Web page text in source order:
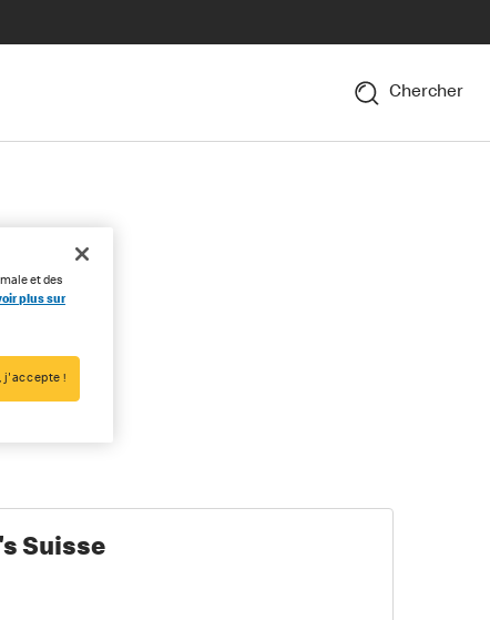
Chercher
Suisse
et des
plus sur
j'accepte !